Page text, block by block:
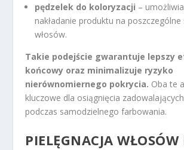
pędzelek do koloryzacji –
nakładanie produktu na poszczególne
włosów.
Takie podejście gwarantuje lepszy
końcowy oraz minimalizuje ryzyko
nierównomiernego pokrycia. Oba te
kluczowe dla osiągnięcia
podczas samodzielnego farbowania.
PIELĘGNACJA WŁOSÓW